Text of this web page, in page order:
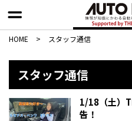
HOME > スタッフ通信
スタッフ通信
1/18（土）
告！